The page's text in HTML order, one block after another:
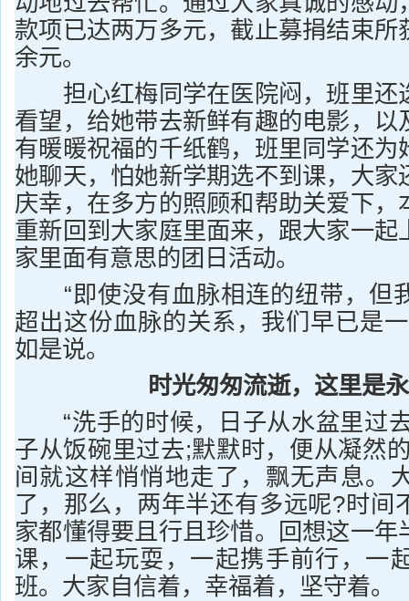
款项已达两万多元，截止募捐结束所
余元。
担心红梅同学在医院闷，班里还
看望，给她带去新鲜有趣的电影，以
有暖暖祝福的千纸鹤，班里同学还为
她聊天，怕她新学期选不到课，大家
庆幸，在多方的照顾和帮助关爱下，
重新回到大家庭里面来，跟大家一起
家里面有意思的团日活动。
“即使没有血脉相连的纽带，但
超出这份血脉的关系，我们早已是
如是说。
时光匆匆流逝，这里是
“洗手的时候，日子从水盆里过
子从饭碗里过去;默默时，便从凝然
间就这样悄悄地走了，飘无声息。
了，那么，两年半还有多远呢?时间
家都懂得要且行且珍惜。回想这一年
课，一起玩耍，一起携手前行，一
班。大家自信着，幸福着，坚守着。